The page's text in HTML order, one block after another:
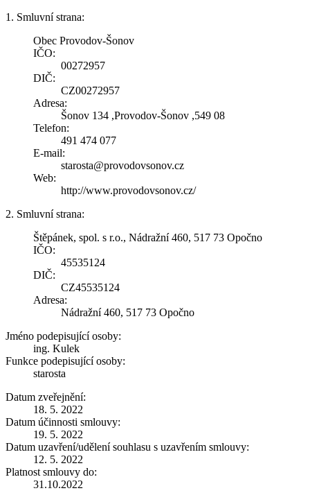
1. Smluvní strana:
Obec Provodov-Šonov
IČO:
00272957
DIČ:
CZ00272957
Adresa:
Šonov 134 ,Provodov-Šonov ,549 08
Telefon:
491 474 077
E-mail:
starosta@provodovsonov.cz
Web:
http://www.provodovsonov.cz/
2. Smluvní strana:
Štěpánek, spol. s r.o., Nádražní 460, 517 73 Opočno
IČO:
45535124
DIČ:
CZ45535124
Adresa:
Nádražní 460, 517 73 Opočno
Jméno podepisující osoby:
ing. Kulek
Funkce podepisující osoby:
starosta
Datum zveřejnění:
18. 5. 2022
Datum účinnosti smlouvy:
19. 5. 2022
Datum uzavření/udělení souhlasu s uzavřením smlouvy:
12. 5. 2022
Platnost smlouvy do:
31.10.2022